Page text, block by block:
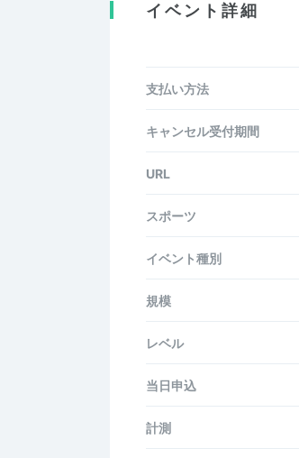
イベント詳細
支払い方法
キャンセル受付期間
URL
スポーツ
イベント種別
規模
レベル
当日申込
計測